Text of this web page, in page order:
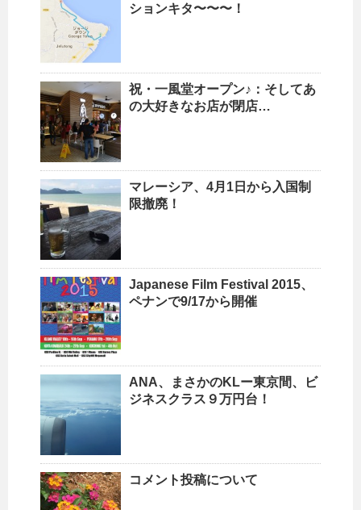
ションキタ〜〜〜！
祝・一風堂オープン♪：そしてあ
の大好きなお店が閉店…
マレーシア、4月1日から入国制
限撤廃！
Japanese Film Festival 2015、
ペナンで9/17から開催
ANA、まさかのKLー東京間、ビ
ジネスクラス９万円台！
コメント投稿について